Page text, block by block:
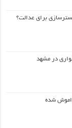
برای عدالت؟
در مشهد
شده